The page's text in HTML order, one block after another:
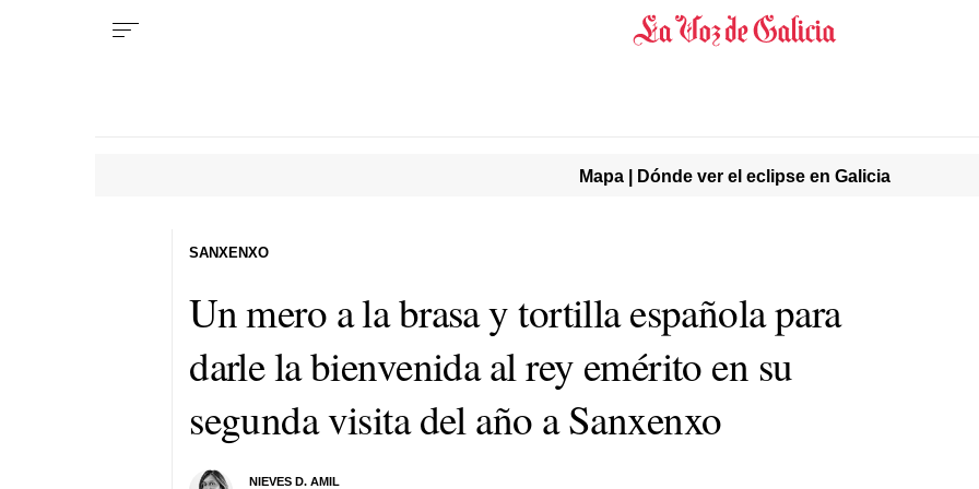
Mapa | Dónde ver el eclipse en Galicia
Un mero a la brasa y tortilla española para
darle la bienvenida al rey emérito en su
segunda visita del año a Sanxenxo
NIEVES D. AMIL
SANXENXO